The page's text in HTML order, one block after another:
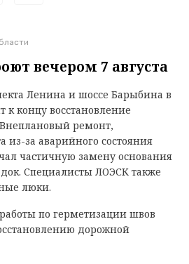
вечером 7 августа
Ленина и шоссе Барыбина в
к концу восстановление
ремонт,
из-за аварийного состояния
частичную замену основания
Специалисты ЛОЭСК также
люки.
по герметизации швов
дорожной